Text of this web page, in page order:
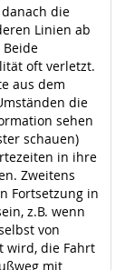
die
Linien ab
oft verletzt.
aus dem
die
sehen
schauen)
in ihre
Zweitens
Fortsetzung in
z.B. wenn
von
wird, die Fahrt
mit